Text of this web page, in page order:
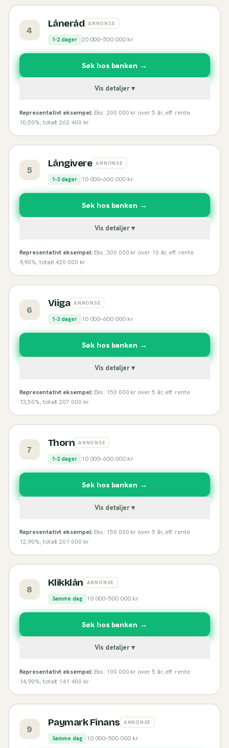
4
Låneråd ANNONSE
1-2 dager 20 000–500 000kr
Søk hos banken →
Vis detaljer ▾
Representativt eksempel: Eks: 200 000 kr over 5 år, eff. rente
10,50%, totalt 262 400 kr
5
Långivere ANNONSE
1-3 dager 10 000–600 000kr
Søk hos banken →
Vis detaljer ▾
Representativt eksempel: Eks: 300 000 kr over 10 år, eff. rente
9,90%, totalt 420 000 kr
6
Viiga ANNONSE
1-3 dager 10 000–600 000kr
Søk hos banken →
Vis detaljer ▾
Representativt eksempel: Eks: 150 000 kr over 5 år, eff. rente
13,50%, totalt 207 000 kr
7
Thorn ANNONSE
1-2 dager 10 000–600 000kr
Søk hos banken →
Vis detaljer ▾
Representativt eksempel: Eks: 150 000 kr over 5 år, eff. rente
12,90%, totalt 201 000 kr
8
Klikklån ANNONSE
Samme dag 10 000–500 000kr
Søk hos banken →
Vis detaljer ▾
Representativt eksempel: Eks: 100 000 kr over 5 år, eff. rente
14,90%, totalt 141 400 kr
9
Paymark Finans ANNONSE
Samme dag 10 000–500 000kr